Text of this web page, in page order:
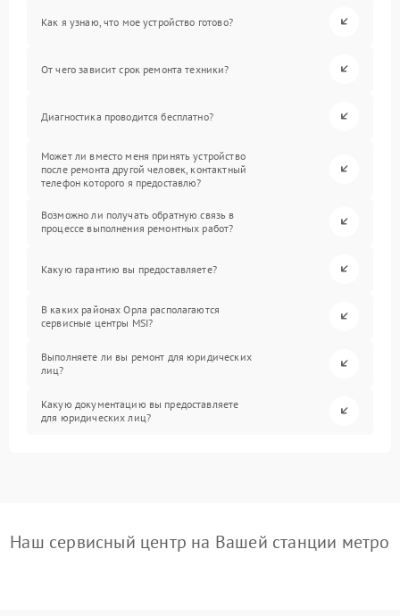
Как я узнаю, что мое устройство готово?
От чего зависит срок ремонта техники?
Диагностика проводится бесплатно?
Может ли вместо меня принять устройство
после ремонта другой человек, контактный
телефон которого я предоставлю?
Возможно ли получать обратную связь в
процессе выполнения ремонтных работ?
Какую гарантию вы предоставляете?
В каких районах Орла располагаются
сервисные центры MSI?
Выполняете ли вы ремонт для юридических
лиц?
Какую документацию вы предоставляете
для юридических лиц?
Наш сервисный центр на Вашей станции метро